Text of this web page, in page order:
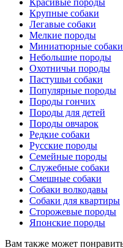
Крупные собаки
Легавые собаки
Мелкие породы
Миниатюрные собаки
Небольшие породы
Охотничьи породы
Пастушьи собаки
Популярные породы
Породы гончих
Породы для детей
Породы овчарок
Редкие собаки
Русские породы
Семейные породы
Служебные собаки
Смешные собаки
Собаки волкодавы
Собаки для квартиры
Сторожевые породы
Японские породы
Вам также может